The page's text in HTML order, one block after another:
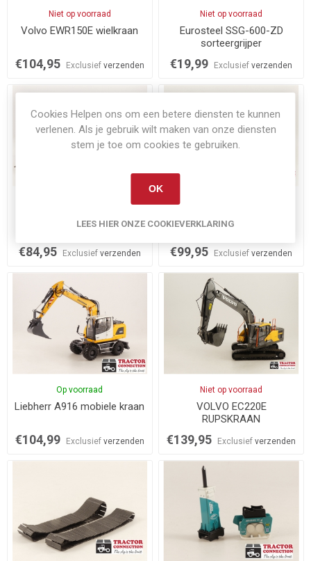
Niet op voorraad
Volvo EWR150E wielkraan
€104,95 Exclusief verzenden
Niet op voorraad
Eurosteel SSG-600-ZD
sorteergrijper
€19,99 Exclusiefverzenden
Nooteboom ASDV 40-22
dieplader
€84,95 Exclusief verzenden
Atlas 160W wielkraan
€99,95 Exclusiefverzenden
Op voorraad
Liebherr A916 mobiele kraan
€104,99 Exclusief verzenden
Niet op voorraad
VOLVO EC220E
RUPSKRAAN
€139,95 Exclusiefverzenden
Cookies Helpen ons om een betere diensten te kunnen
verlenen. Als je gebruik wilt maken van onze diensten
stem je toe om cookies te gebruiken.
OK
LEES HIER ONZE COOKIEVERKLARING